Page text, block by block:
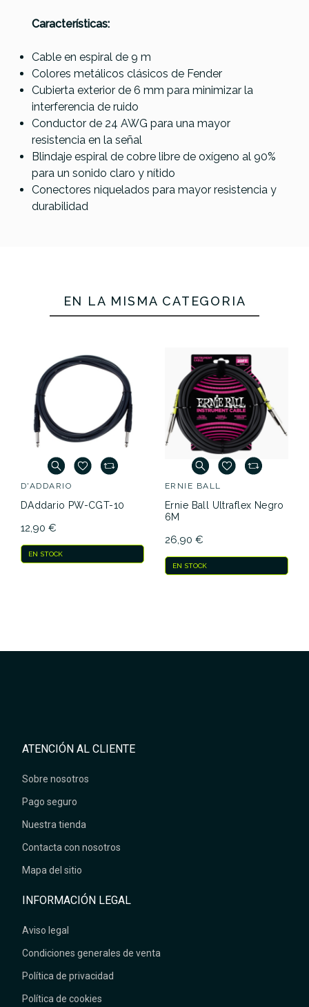
Características:
Cable en espiral de 9 m
Colores metálicos clásicos de Fender
Cubierta exterior de 6 mm para minimizar la
interferencia de ruido
Conductor de 24 AWG para una mayor
resistencia en la señal
Blindaje espiral de cobre libre de oxígeno al 90%
para un sonido claro y nítido
Conectores niquelados para mayor resistencia y
durabilidad
Cable
34,99 €
No hay características para comparar
EN LA MISMA CATEGORÍA
D'ADDARIO
DAddario PW-CGT-10
12,90 €
EN STOCK
ERNIE BALL
Ernie Ball Ultraflex Negro
6M
26,90 €
EN STOCK
ATENCIÓN AL CLIENTE
Sobre nosotros
Pago seguro
Nuestra tienda
Contacta con nosotros
Mapa del sitio
INFORMACIÓN LEGAL
Aviso legal
Condiciones generales de venta
Política de privacidad
Política de cookies